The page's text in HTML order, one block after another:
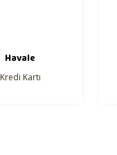
Havale
Kredi Kartı